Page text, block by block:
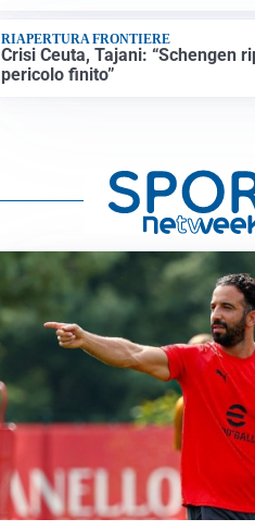
RIAPERTURA FRONTIERE
Crisi Ceuta, Tajani: “Schengen
pericolo finito”